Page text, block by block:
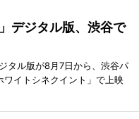
デジタル版、渋谷で
タル版が8月7日から、渋谷パ
ワイトシネクイント」で上映